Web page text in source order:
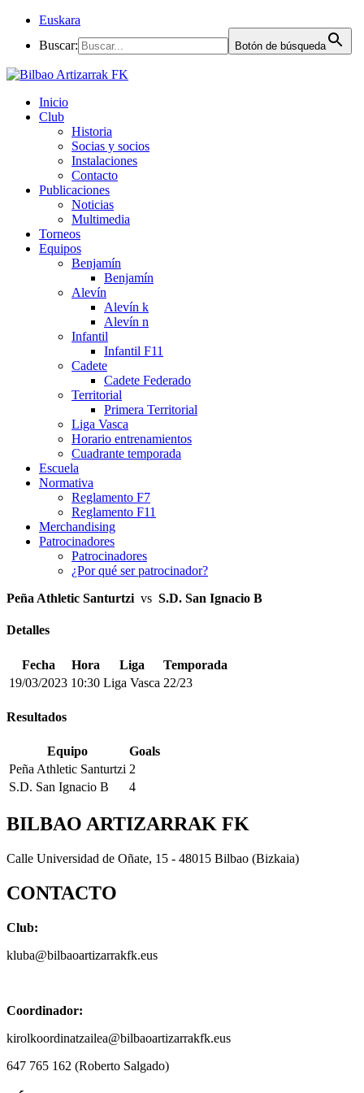
Euskara
Buscar:
Botón de búsqueda
Inicio
Club
Historia
Socias y socios
Instalaciones
Contacto
Publicaciones
Noticias
Multimedia
Torneos
Equipos
Benjamín
Benjamín
Alevín
Alevín k
Alevín n
Infantil
Infantil F11
Cadete
Cadete Federado
Territorial
Primera Territorial
Liga Vasca
Horario entrenamientos
Cuadrante temporada
Escuela
Normativa
Reglamento F7
Reglamento F11
Merchandising
Patrocinadores
Patrocinadores
¿Por qué ser patrocinador?
Peña Athletic Santurtzi vs S.D. San Ignacio B
Detalles
Fecha Hora Liga
Temporada
19/03/2023 10:30 Liga Vasca 22/23
Resultados
Equipo
Goals
Peña Athletic Santurtzi 2
S.D. San Ignacio B
4
BILBAO ARTIZARRAK FK
Calle Universidad de Oñate, 15 - 48015 Bilbao (Bizkaia)
CONTACTO
Club:
kluba@bilbaoartizarrakfk.eus
Coordinador:
kirolkoordinatzailea@bilbaoartizarrakfk.eus
647 765 162 (Roberto Salgado)